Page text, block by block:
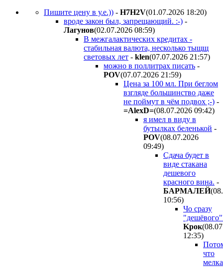
Пишите цену в у.е.)) - H7H2V(01.07.2026 18:20)
вроде закон был, запрещающий. :-) -
Лaгyнoв(02.07.2026 08:59)
В межгалактических кредитах -
стабильная валюта, несколько тыщщ
световых лет - klen(07.07.2026 21:57)
можно в поллитрах писать -
POV(07.07.2026 21:59)
Цена за 100 мл. При беглом
взгляде большинство даже
не поймут в чём подвох ;-) -
=AlexD=(08.07.2026 09:42)
я имел в виду в
бутылках беленькой -
POV(08.07.2026
09:49)
Сдача будет в
виде стакана
дешевого
красного вина. -
БAPMAЛEЙ
10:56)
Чо сразу
Kpoк
12:35)
что